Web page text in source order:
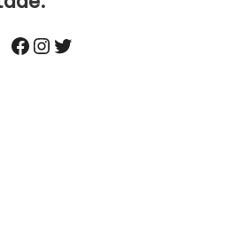
Facebook
Instagram
Twitter